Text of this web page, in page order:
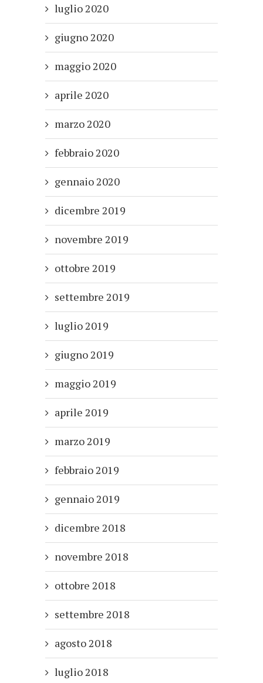
luglio 2020
giugno 2020
maggio 2020
aprile 2020
marzo 2020
febbraio 2020
gennaio 2020
dicembre 2019
novembre 2019
ottobre 2019
settembre 2019
luglio 2019
giugno 2019
maggio 2019
aprile 2019
marzo 2019
febbraio 2019
gennaio 2019
dicembre 2018
novembre 2018
ottobre 2018
settembre 2018
agosto 2018
luglio 2018